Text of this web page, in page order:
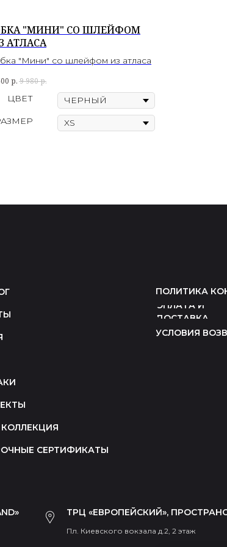
"МИНИ" СО ШЛЕЙФОМ
АТЛАСА
"Мини" со шлейфом из атласа
р. 9 980р.
ЦВЕТ
ПОЛИТИКА
ОПЛАТА И
ДОСТАВКА
УСЛОВИЯ
СЕРТИФИКАТЫ
ТРЦ «ЕВРОПЕЙСКИЙ»,
Пл. Киевского вокзала д.2, 2 этаж